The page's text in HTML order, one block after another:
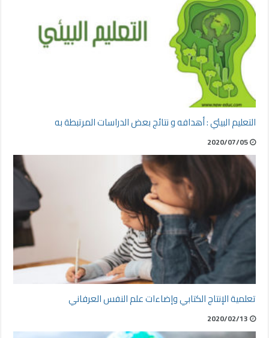
التعليم البيئي : أهدافه و نتائج بعض الدراسات المرتبطة به
2020/07/05
تعلمية الإنتاج الكتابي وإضاءات علم النفس العرفاني
2020/02/13